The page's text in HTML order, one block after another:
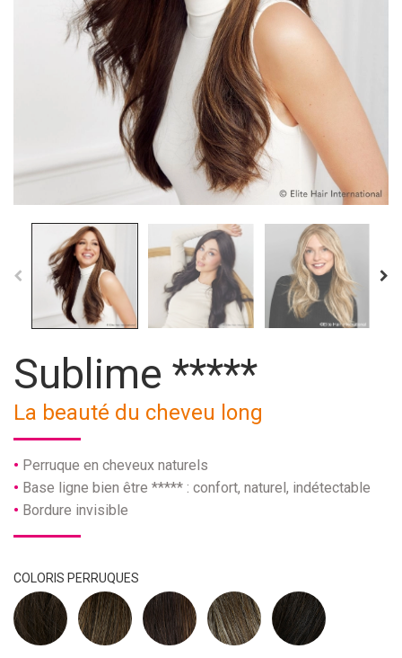
Sublime *****
La beauté du cheveu long
Perruque en cheveux naturels
Base ligne bien être ***** : confort, naturel, indétectable
Bordure invisible
COLORIS PERRUQUES